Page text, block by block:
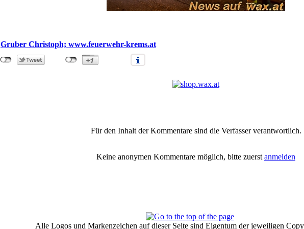
Gruber Christoph; www.feuerwehr-krems.at
Für den Inhalt der Kommentare sind die Verfasser verantwortlich.
Keine anonymen Kommentare möglich, bitte zuerst anmelden
Alle Logos und Markenzeichen auf dieser Seite sind Eigentum der jeweiligen